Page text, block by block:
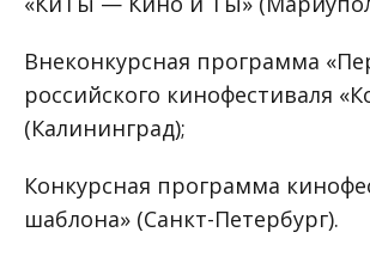
Внеконкурсная программа
российского кинофестиваля
(Калининград);
Конкурсная программа
шаблона» (Санкт-Петербург).